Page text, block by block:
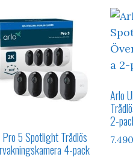
5 Spotlight Trådlös
4-pack
Arlo
2-